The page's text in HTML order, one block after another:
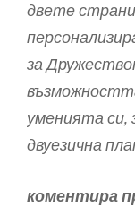
двете
за
уменията си,
двуезична
коментира